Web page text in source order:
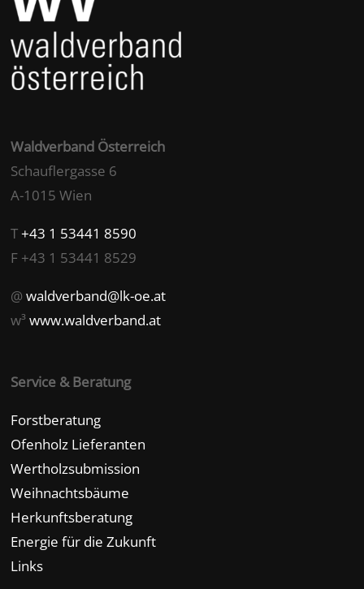
Waldverband Österreich
Schauflergasse 6
A-1015 Wien
T+43 1 53441 8590
F +43 1 53441 8529
@waldverband@lk-oe.at
w³www.waldverband.at
Service & Beratung
Forstberatung
Ofenholz Lieferanten
Wertholzsubmission
Weihnachtsbäume
Herkunftsberatung
Energie für die Zukunft
Links